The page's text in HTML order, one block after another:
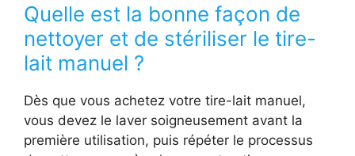
Quelle est la bonne façon de
nettoyer et de stériliser le tire-
lait manuel ?
Dès que vous achetez votre tire-lait manuel,
vous devez le laver soigneusement avant la
première utilisation, puis répéter le processus